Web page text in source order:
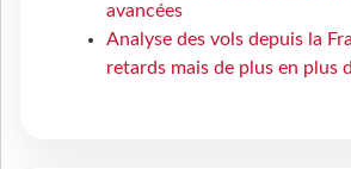
avancées
Analyse des vols depuis la
retards mais de plus en plus